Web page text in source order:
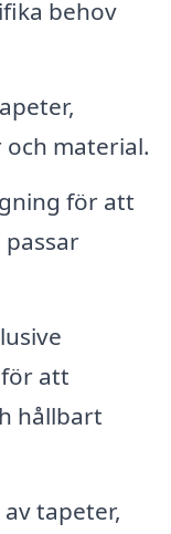
behov
material.
för att
att
hållbart
tapeter,